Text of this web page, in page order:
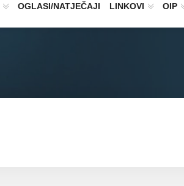
OGLASI/NATJEČAJI LINKOVI OIP